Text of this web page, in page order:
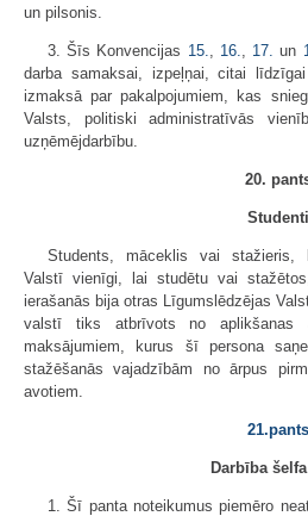
un pilsonis.
3. Šīs Konvencijas 15., 16., 17.un
darba samaksai, izpeļņai, citai
izmaksā par pakalpojumiem, kas
Valsts, politiski administratīvās
uzņēmējdarbību.
20.
Studenti
Students, māceklis vai stažieris,
Valstī vienīgi, lai studētu vai
ierašanās bija otras Līgumslēdzējas
valstī tiks atbrīvots no aplikšanas
maksājumiem, kurus šī persona
stažēšanās vajadzībām no ārpus
avotiem.
21.pants
Darbība
1. Šī panta noteikumus piemēro